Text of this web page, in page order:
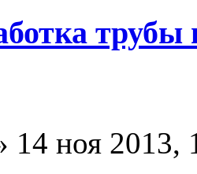
трубы
14 ноя 2013,